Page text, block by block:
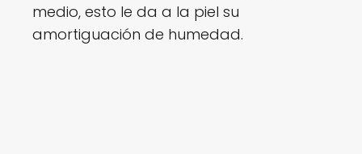
medio, esto le da a la piel su
amortiguación de humedad.